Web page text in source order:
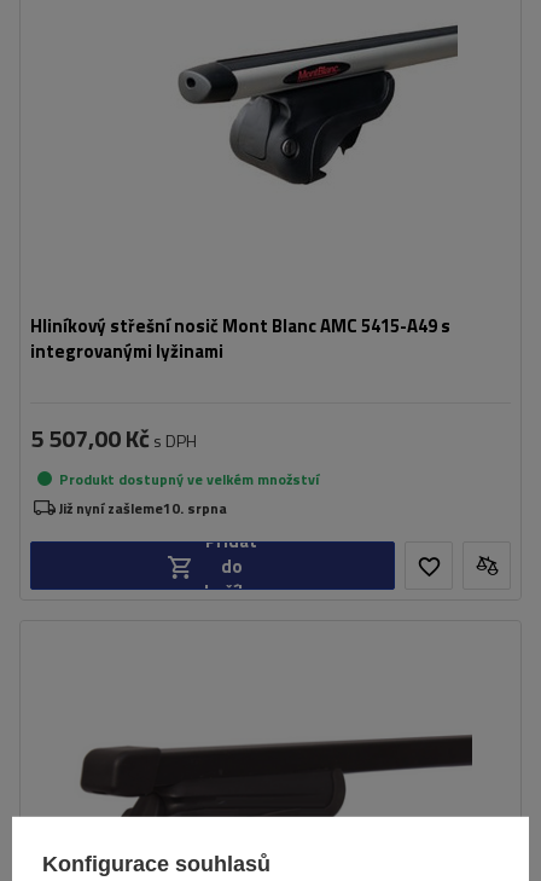
Hliníkový střešní nosič Mont Blanc AMC 5415-A49 s
integrovanými lyžinami
5 507,00 Kč s DPH
Produkt dostupný ve velkém množství
Již nyní zašleme10. srpna
Přidat
do
košíku
Konfigurace souhlasů